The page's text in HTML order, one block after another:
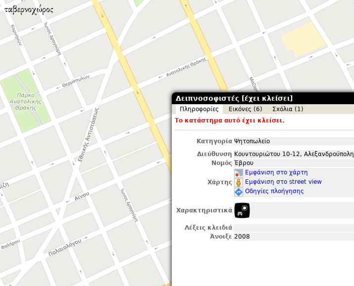
Δειπνοσοφιστές [έχει κλείσει]
Πληροφορίες Εικόνες (6)
Σxόλια (1)
Το κατάστημα αυτό έχει κλείσει.
Κατηγορία Ψητοπωλείο
Διεύθυνση Κουντουριώτου 10-12, Αλεξανδρούπολη
Νομός Έβρου
Χάρτης
Εμφάνιση στο χάρτη
Εμφάνιση στο street view
Οδηγίες πλοήγησης
Χαρακτηριστικά
Λέξεις κλειδιά
Άνοιξε 2008